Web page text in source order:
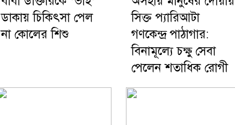
ডাকায় চিকিৎসা পেল
না কোলের শিশু
সিক্ত প্যারিআটা
গণকেন্দ্র পাঠাগার:
বিনামূল্যে চক্ষু সেবা
পেলেন শতাধিক রোগী